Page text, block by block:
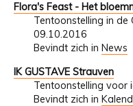
Flora's Feast - Het
Tentoonstelling in
09.10.2016
Bevindt zich in News
IK GUSTAVE Strauven
Tentoonstelling voor
Bevindt zich in